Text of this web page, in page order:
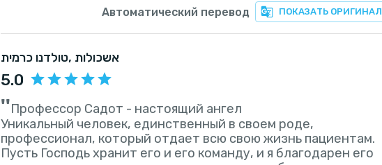
ПОКАЗАТЬ ОРИГИНАЛ
Автоматический перевод
טולדנו כרמית , אשכולות
5.0
''Профессор Садот - настоящий ангел
Уникальный человек, единственный в своем роде,
профессионал, который отдает всю свою жизнь пациентам.
Пусть Господь хранит его и его команду, и я благодарен его